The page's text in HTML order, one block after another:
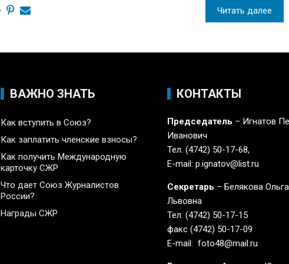
Читать далее
ВАЖНО ЗНАТЬ
Как вступить в Союз?
Как заплатить членские взносы?
Как получить Международную
карточку СЖР
Что дает Союз Журналистов
России?
Награды СЖР
КОНТАКТЫ
Председатель – Игнатов
Иванович
Тел. (4742) 50-17-68,
E-mail: p.ignatov@list.ru
Секретарь – Белякова Ольга
Львовна
Тел. (4742) 50-17-15
факс (4742) 50-17-09
E-mail: foto48@mail.ru